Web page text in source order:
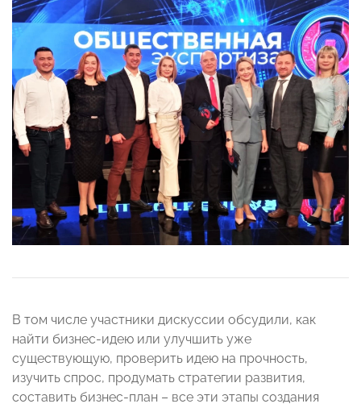
В том числе участники дискуссии обсудили, как
найти бизнес-идею или улучшить уже
существующую, проверить идею на прочность,
изучить спрос, продумать стратегии развития,
составить бизнес-план – все эти этапы создания